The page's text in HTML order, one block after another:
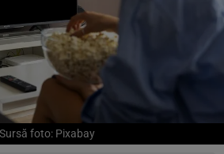
Sursă foto: Pixabay